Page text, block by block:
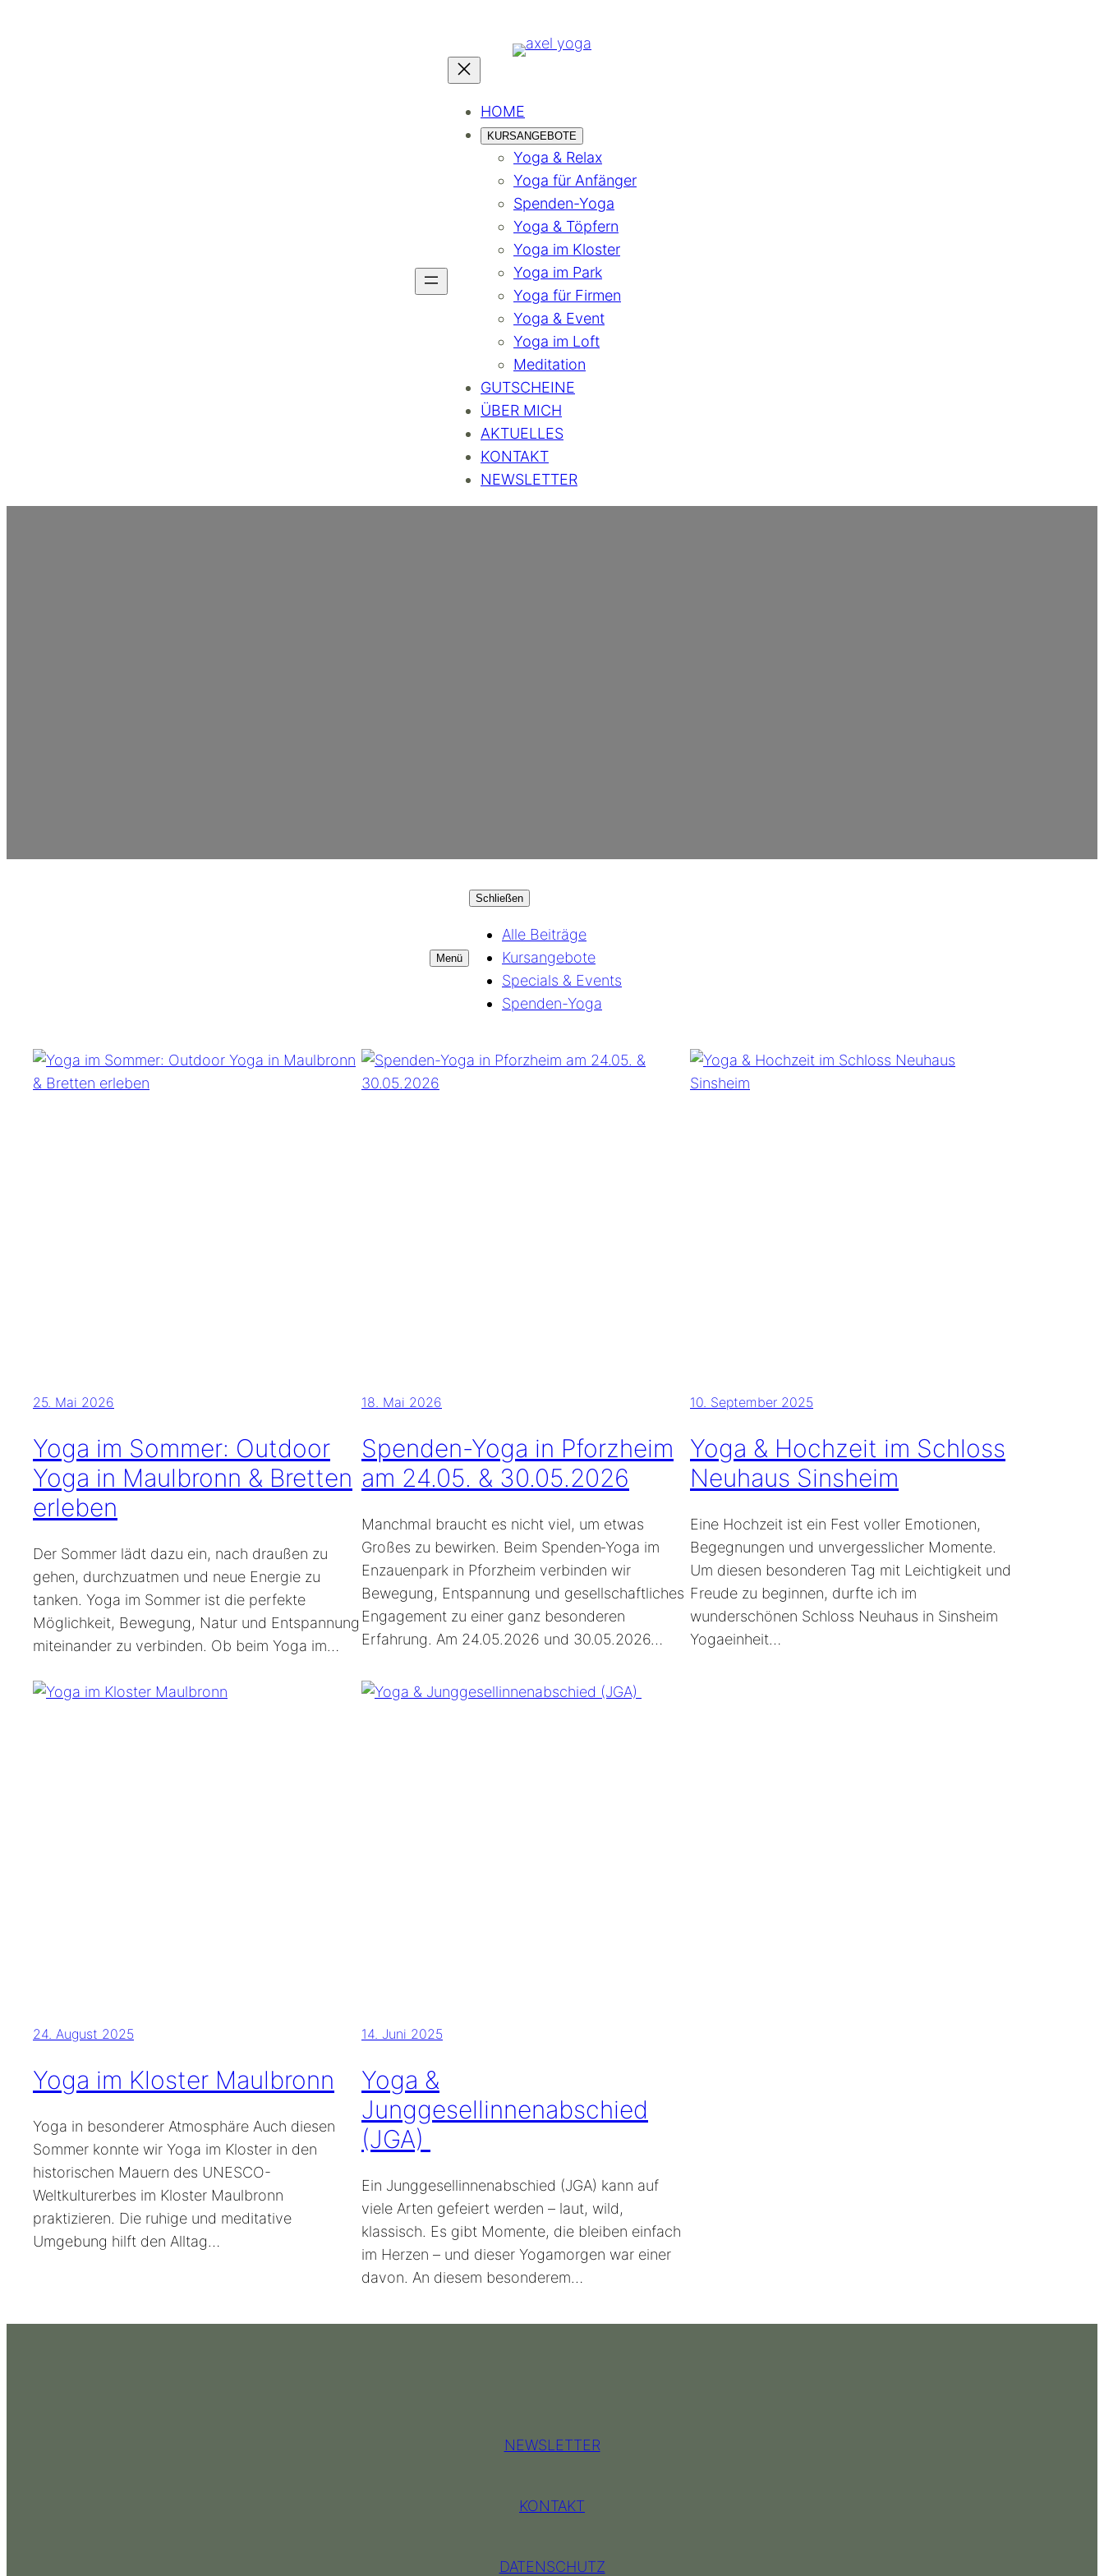
HOME
KURSANGEBOTE
Yoga & Relax
Yoga für Anfänger
Spenden-Yoga
Yoga & Töpfern
Yoga im Kloster
Yoga im Park
Yoga für Firmen
Yoga & Event
Yoga im Loft
Meditation
GUTSCHEINE
ÜBER MICH
AKTUELLES
KONTAKT
NEWSLETTER
Menü
Schließen
Alle Beiträge
Kursangebote
Specials & Events
Spenden-Yoga
25. Mai 2026
Yoga im Sommer: Outdoor
Yoga in Maulbronn & Bretten
erleben
Der Sommer lädt dazu ein, nach draußen zu
gehen, durchzuatmen und neue Energie zu
tanken. Yoga im Sommer ist die perfekte
Möglichkeit, Bewegung, Natur und Entspannung
miteinander zu verbinden. Ob beim Yoga im…
18. Mai 2026
Spenden-Yoga in Pforzheim
am 24.05. & 30.05.2026
Manchmal braucht es nicht viel, um etwas
Großes zu bewirken. Beim Spenden‑Yoga im
Enzauenpark in Pforzheim verbinden wir
Bewegung, Entspannung und gesellschaftliches
Engagement zu einer ganz besonderen
Erfahrung. Am 24.05.2026 und 30.05.2026…
10. September 2025
Yoga & Hochzeit im Schloss
Neuhaus Sinsheim
Eine Hochzeit ist ein Fest voller Emotionen,
Begegnungen und unvergesslicher Momente.
Um diesen besonderen Tag mit Leichtigkeit und
Freude zu beginnen, durfte ich im
wunderschönen Schloss Neuhaus in Sinsheim
Yogaeinheit…
24. August 2025
Yoga im Kloster Maulbronn
Yoga in besonderer Atmosphäre Auch diesen
Sommer konnte wir Yoga im Kloster in den
historischen Mauern des UNESCO-
Weltkulturerbes im Kloster Maulbronn
praktizieren. Die ruhige und meditative
Umgebung hilft den Alltag…
14. Juni 2025
Yoga &
Junggesellinnenabschied
(JGA)
Ein Junggesellinnenabschied (JGA) kann auf
viele Arten gefeiert werden – laut, wild,
klassisch. Es gibt Momente, die bleiben einfach
im Herzen – und dieser Yogamorgen war einer
davon. An diesem besonderem…
NEWSLETTER
KONTAKT
DATENSCHUTZ